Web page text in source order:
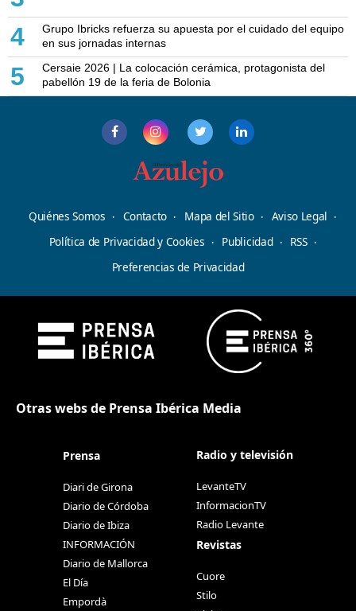
4
Grupo Ibricks refuerza su apuesta por el cuidado del equipo
en sus jornadas internas
5
Cersaie 2026 | La colocación cerámica, protagonista del
pabellón 19 de la feria de Bolonia
Quiénes Somos Contacto Mapa del Sitio
Aviso Legal
Política de Privacidad y Cookies
Publicidad
RSS
Preferencias de Privacidad
Otras webs de Prensa Ibérica Media
Prensa
Diari de Girona
Diario de Córdoba
Diario de Ibiza
INFORMACIÓN
Diario de Mallorca
El Día
Empordà
Radio y televisión
LevanteTV
InformacionTV
Radio Levante
Revistas
Cuore
Stilo